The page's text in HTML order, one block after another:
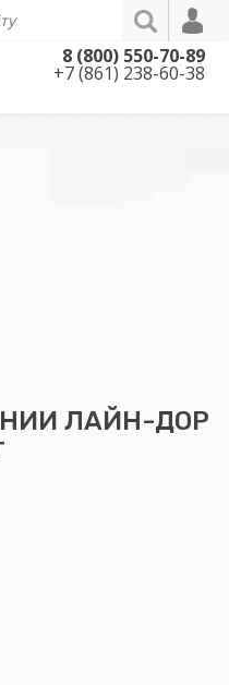
8 (800) 550-70-89
+7 (861) 238-60-38
ЛАЙН-ДОР